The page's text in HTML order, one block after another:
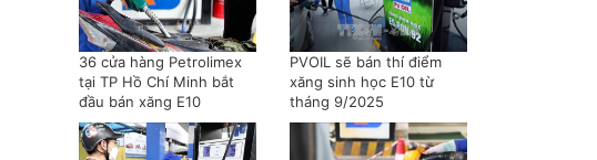
36 cửa hàng Petrolimex
tại TP Hồ Chí Minh bắt
đầu bán xăng E10
PVOIL sẽ bán thí điểm
xăng sinh học E10 từ
tháng 9/2025